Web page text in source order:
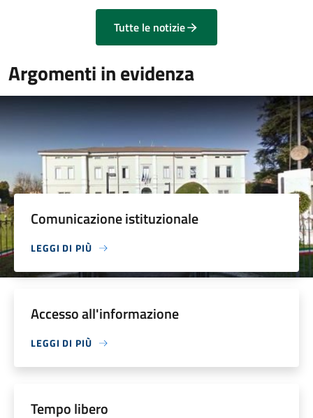
Tutte le notizie
Argomenti in evidenza
Comunicazione istituzionale
LEGGI DI PIÙ
Accesso all'informazione
LEGGI DI PIÙ
Tempo libero